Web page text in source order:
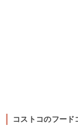
コストコのフード